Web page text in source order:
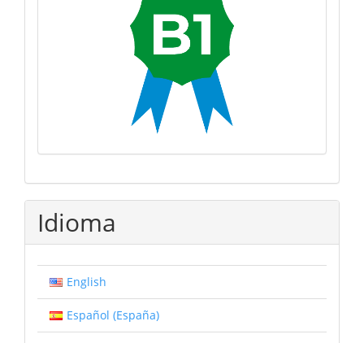
Idioma
English
Español (España)